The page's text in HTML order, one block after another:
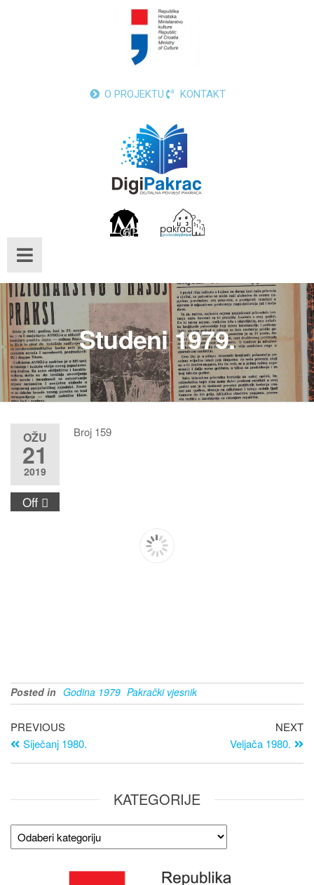
O PROJEKTU KONTAKT
Studeni 1979.
OŽU
21
2019
Off
Broj 159
Posted in Godina 1979 Pakrački vjesnik
PREVIOUS
Siječanj 1980.
NEXT
Veljača 1980.
KATEGORIJE